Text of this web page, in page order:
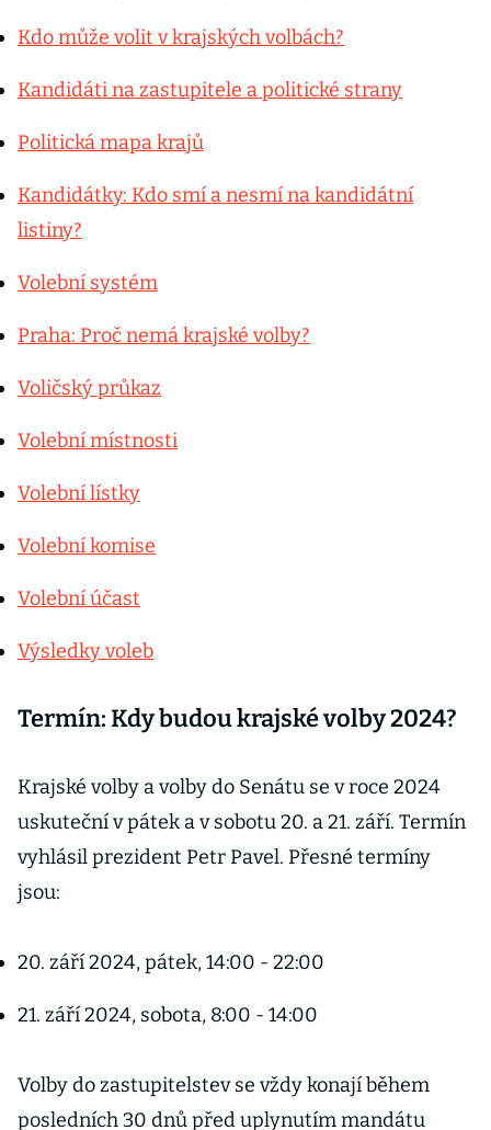
Kdo může volit v krajských volbách?
Kandidáti na zastupitele a politické strany
Politická mapa krajů
Kandidátky: Kdo smí a nesmí na kandidátní
listiny?
Volební systém
Praha: Proč nemá krajské volby?
Voličský průkaz
Volební místnosti
Volební lístky
Volební komise
Volební účast
Výsledky voleb
Termín: Kdy budou krajské volby 2024?
Krajské volby a volby do Senátu se v roce 2024
uskuteční v pátek a v sobotu 20. a 21. září. Termín
vyhlásil prezident Petr Pavel. Přesné termíny
jsou:
20. září 2024, pátek, 14:00 - 22:00
21. září 2024, sobota, 8:00 - 14:00
Volby do zastupitelstev se vždy konají během
posledních 30 dnů před uplynutím mandátu